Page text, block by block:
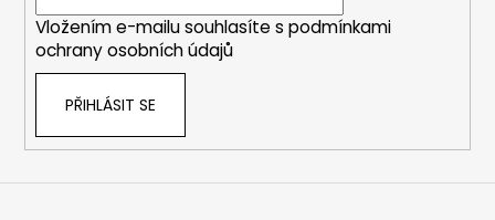
Vložením e-mailu souhlasíte s podmínkami
ochrany osobních údajů
PŘIHLÁSIT SE